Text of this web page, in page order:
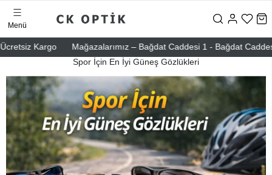
Kargo Mağazalarımız – Bağdat Caddesi 1 - Bağdat Caddesi
Menü
Spor İçin En İyi Güneş Gözlükleri